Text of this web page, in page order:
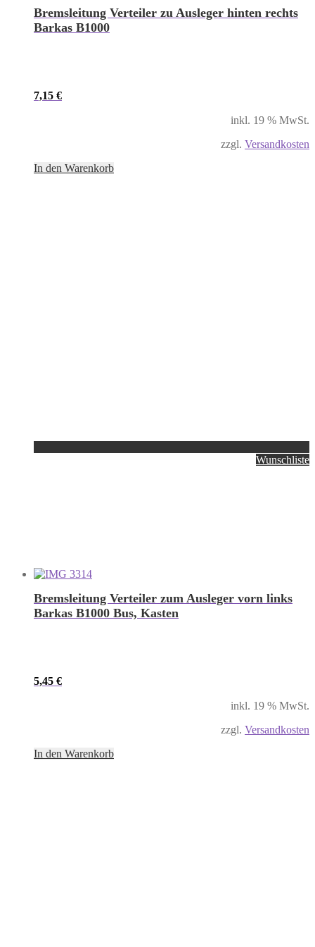
Bremsleitung Verteiler zu Ausleger hinten rechts
Barkas B1000
7,15 €
inkl. 19 % MwSt.
zzgl. Versandkosten
In den Warenkorb
Wunschliste
Bremsleitung Verteiler zum Ausleger vorn links
Barkas B1000 Bus, Kasten
5,45 €
inkl. 19 % MwSt.
zzgl. Versandkosten
In den Warenkorb